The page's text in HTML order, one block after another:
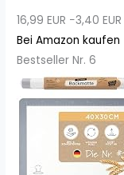
16,99 EUR −3,40 EUR
Bei Amazon kaufen
Bestseller Nr. 6